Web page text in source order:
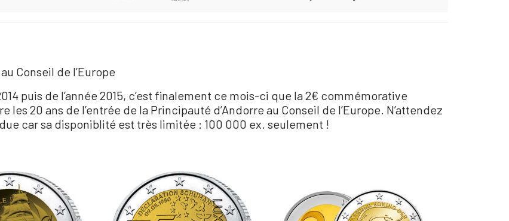
Conseil de l’Europe
puis de l’année 2015, c’est finalement ce mois-ci que la 2€ commémorative
20 ans de l’entrée de la Principauté d’Andorre au Conseil de l’Europe. N’attendez
car sa disponiblité est très limitée : 100 000 ex. seulement !